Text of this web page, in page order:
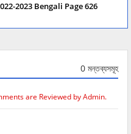
2023 Bengali Page 626
0 মন্তব্যসমূহ
are Reviewed by Admin.